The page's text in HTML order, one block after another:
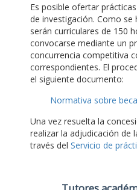
Es posible ofertar
de investigación. Como se
serán curriculares de 150
convocarse mediante un
concurrencia competitiva
correspondientes. El
el siguiente documento:
Normativa sobre
Una vez resuelta la
realizar la adjudicación de
través del Servicio de